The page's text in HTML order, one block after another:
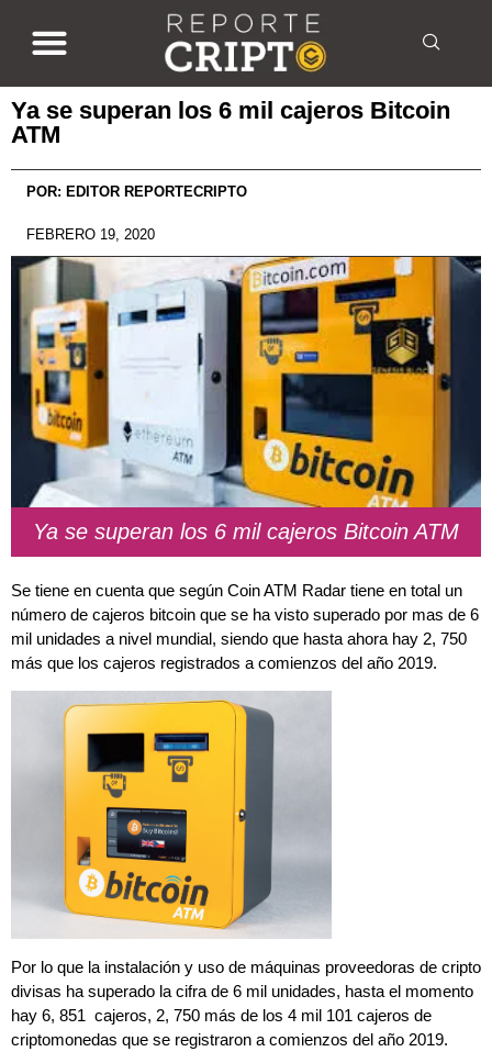
Ya se superan los 6 mil cajeros Bitcoin
ATM
POR: EDITOR REPORTECRIPTO
FEBRERO 19, 2020
Ya se superan los 6 mil cajeros Bitcoin ATM
Se tiene en cuenta que según Coin ATM Radar tiene en total un
número de cajeros bitcoin que se ha visto superado por mas de 6
mil unidades a nivel mundial, siendo que hasta ahora hay 2, 750
más que los cajeros registrados a comienzos del año 2019.
Por lo que la instalación y uso de máquinas proveedoras de cripto
divisas ha superado la cifra de 6 mil unidades, hasta el momento
hay 6, 851 cajeros, 2, 750 más de los 4 mil 101 cajeros de
criptomonedas que se registraron a comienzos del año 2019.